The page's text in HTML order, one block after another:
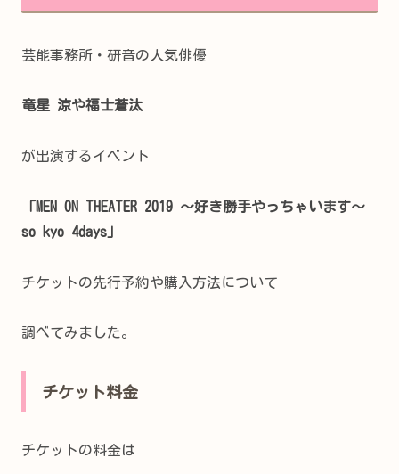
芸能事務所・研音の人気俳優
竜星 涼や福士蒼汰
が出演するイベント
「MEN ON THEATER 2019 ～好き勝手やっちゃいます～
so kyo 4days」
チケットの先行予約や購入方法について
調べてみました。
チケット料金
チケットの料金は